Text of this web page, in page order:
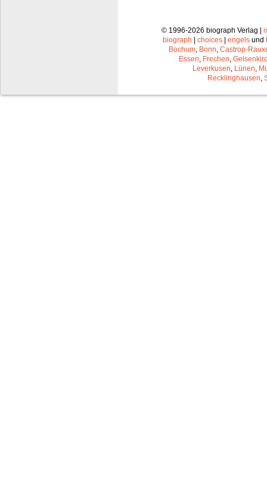
© 1996-2026 biograph Verlag |
biograph
choices engels und
Bochum, Bonn, Castrop-
Essen, Frechen,
Leverkusen, Lünen,
Recklinghausen,